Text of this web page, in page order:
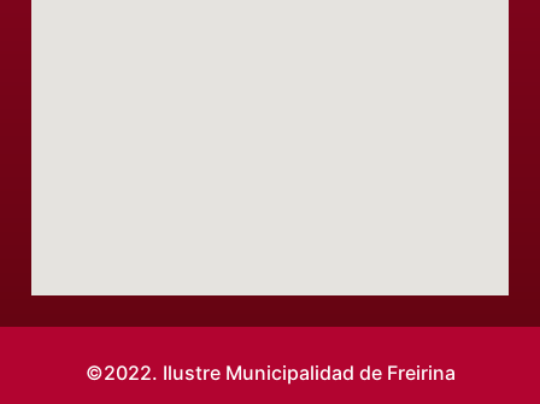
©2022. Ilustre Municipalidad de Freirina